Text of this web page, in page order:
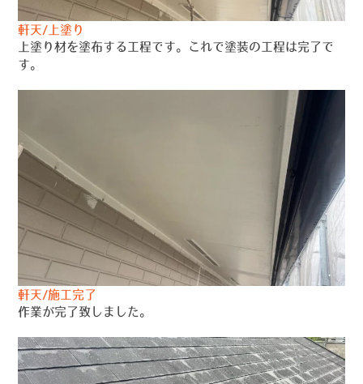
軒天/上塗り
上塗り材を塗布する工程です。これで塗装の工程は完了で
す。
軒天/施工完了
作業が完了致しました。